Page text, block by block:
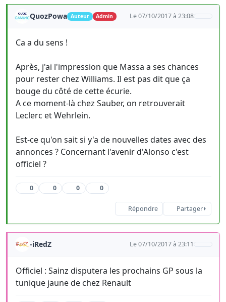
QuozPowa Auteur Admin Le 07/10/2017 à 23:08
Ca a du sens !
Après, j'ai l'impression que Massa a ses chances
pour rester chez Williams. Il est pas dit que ça
bouge du côté de cette écurie.
A ce moment-là chez Sauber, on retrouverait
Leclerc et Wehrlein.
Est-ce qu'on sait si y'a de nouvelles dates avec des
annonces ? Concernant l'avenir d'Alonso c'est
officiel ?
0 0 0 0
Répondre Partager
-iRedZ Le 07/10/2017 à 23:11
Officiel : Sainz disputera les prochains GP sous la
tunique jaune de chez Renault